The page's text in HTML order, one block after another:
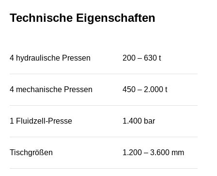
Technische Eigenschaften
4 hydraulische Pressen 200 – 630 t
4 mechanische Pressen 450 – 2.000 t
1 Fluidzell-Presse 1.400 bar
Tischgrößen 1.200 – 3.600 mm